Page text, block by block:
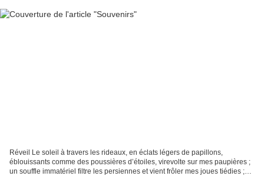
Réveil Le soleil à travers les rideaux, en éclats légers de papillons,
éblouissants comme des poussières d’étoiles, virevolte sur mes paupières ;
un souffle immatériel filtre les persiennes et vient frôler mes joues tiédies ;